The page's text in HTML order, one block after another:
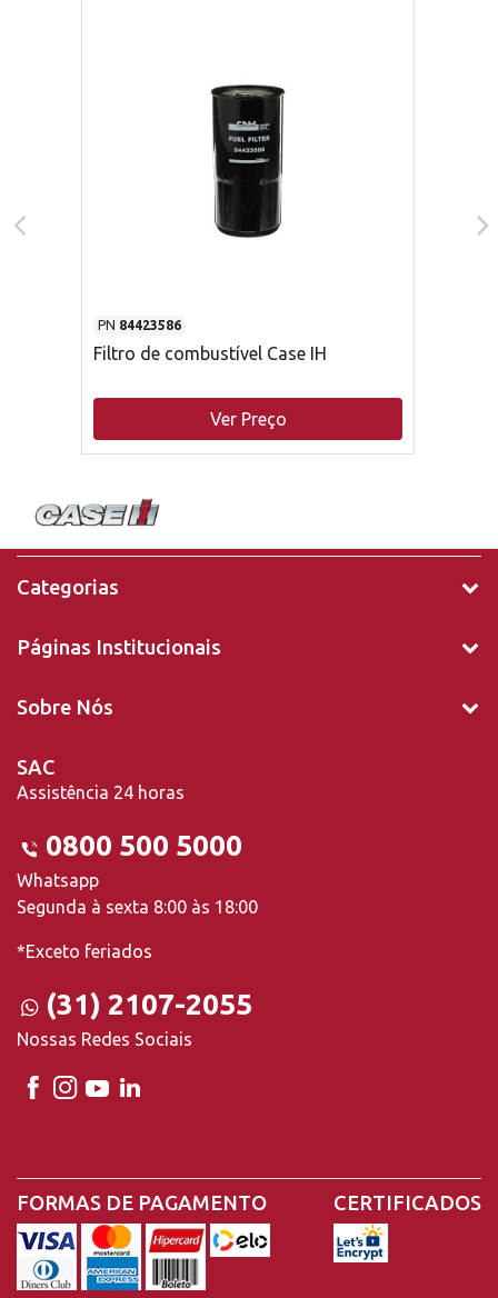
PN 84423586
Filtro de combustível Case IH
Ver Preço
Categorias
Páginas Institucionais
Sobre Nós
SAC
Assistência 24 horas
0800 500 5000
Whatsapp
Segunda à sexta 8:00 às 18:00
*Exceto feriados
(31) 2107-2055
Nossas Redes Sociais
FORMAS DE PAGAMENTO CERTIFICADOS